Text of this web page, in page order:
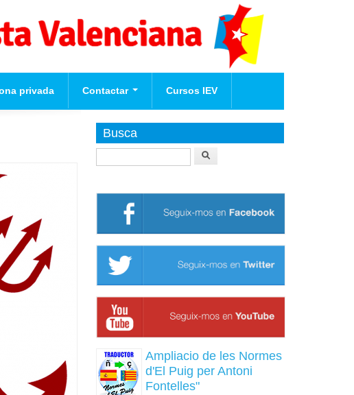
privada
nou conte
una nova
Contactar
Afilia't
Cursos IEV
Busca
Ampliacio de les Normes
d'El Puig per Antoni
Fontelles"